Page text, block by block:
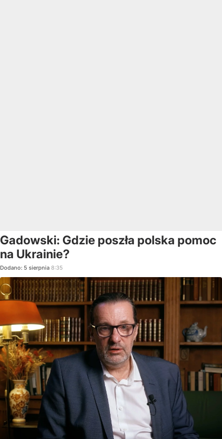
Gadowski: Gdzie poszła polska pomoc
na Ukrainie?
Dodano: 5 sierpnia 8:35